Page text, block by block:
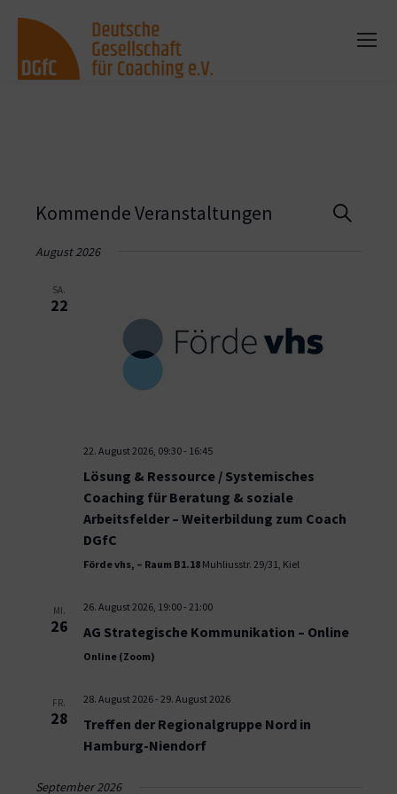
Suche
Kommende Veranstaltungen
August 2026
SA.
22
22. August 2026, 09:30- 16:45
Lösung & Ressource / Systemisches
Coaching für Beratung & soziale
Arbeitsfelder – Weiterbildung zum Coach
DGfC
Förde vhs, – Raum B1.18 Muhliusstr. 29/31, Kiel
MI.
26
26. August 2026, 19:00- 21:00
AG Strategische Kommunikation – Online
Online (Zoom)
FR.
28
28. August 2026- 29. August 2026
Treffen der Regionalgruppe Nord in
Hamburg-Niendorf
September 2026